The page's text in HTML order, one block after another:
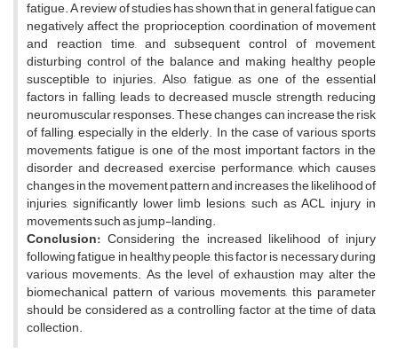
fatigue. A review of studies has shown that, in general, fatigue can
negatively affect the proprioception, coordination of movement
and reaction time, and subsequent control of movement,
disturbing control of the balance and making healthy people
susceptible to injuries. Also, fatigue, as one of the essential
factors in falling, leads to decreased muscle strength, reducing
neuromuscular responses. These changes can increase the risk
of falling, especially in the elderly. In the case of various sports
movements, fatigue is one of the most important factors in the
disorder and decreased exercise performance, which causes
changes in the movement pattern and increases the likelihood of
injuries, significantly lower limb lesions, such as ACL injury in
movements such as jump-landing.
Conclusion: Considering the increased likelihood of injury
following fatigue in healthy people, this factor is necessary during
various movements. As the level of exhaustion may alter the
biomechanical pattern of various movements, this parameter
should be considered as a controlling factor at the time of data
collection.